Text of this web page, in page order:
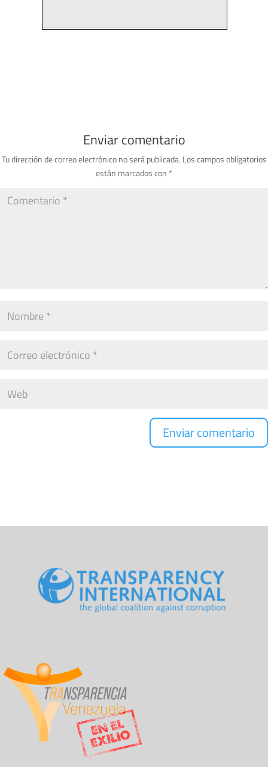
Enviar comentario
Tu dirección de correo electrónico no será publicada. Los campos obligatorios
están marcados con *